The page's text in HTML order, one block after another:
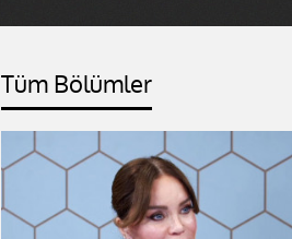
Tüm Bölümler